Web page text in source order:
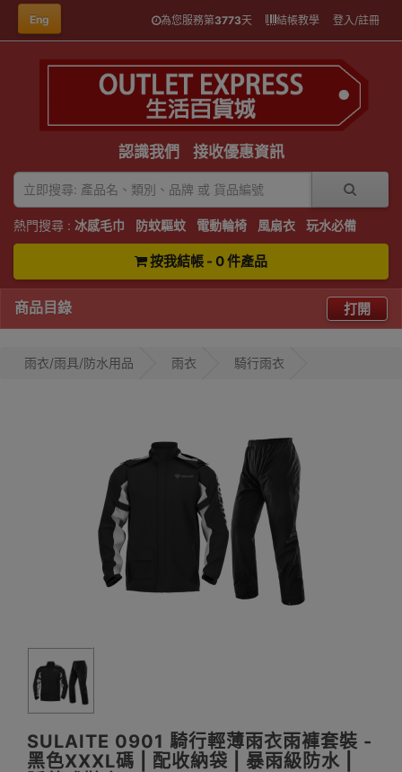
Eng 為您服務第3773天 結帳教學 登入/註冊
認識我們 接收優惠資訊
熱門搜尋 : 冰感毛巾 防蚊驅蚊 電動輪椅 風扇衣 玩水必備
按我結帳 - 0 件產品
商品目錄 打開
雨衣/雨具/防水用品 雨衣 騎行雨衣
SULAITE 0901 騎行輕薄雨衣雨褲套裝 -
黑色XXXL碼 | 配收納袋 | 暴雨級防水 |